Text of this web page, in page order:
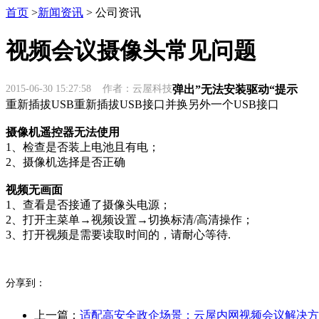
首页 >新闻资讯 > 公司资讯
视频会议摄像头常见问题
2015-06-30 15:27:58 作者：云屋科技弹出”无法安装驱动“提示
重新插拔USB重新插拔USB接口并换另外一个USB接口
摄像机遥控器无法使用
1、检查是否装上电池且有电；
2、摄像机选择是否正确
视频无画面
1、查看是否接通了摄像头电源；
2、打开主菜单→视频设置→切换标清/高清操作；
3、打开视频是需要读取时间的，请耐心等待.
分享到：
上一篇： 适配高安全政企场景：云屋内网视频会议解决